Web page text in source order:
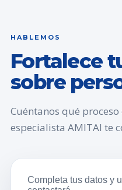
HABLEMOS
Fortalece
sobre
Cuéntanos qué
especialista AMITAI te